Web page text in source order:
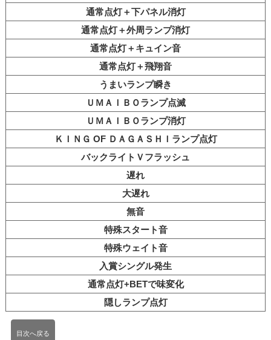
通常点灯＋下パネル消灯
通常点灯＋外周ランプ消灯
通常点灯＋キュイン音
通常点灯＋飛翔音
うまいランプ瞬き
ＵＭＡＩＢＯランプ点滅
ＵＭＡＩＢＯランプ消灯
ＫＩＮＧ OF ＤＡＧＡＳＨＩランプ点灯
バックライトＶフラッシュ
遅れ
大遅れ
無音
特殊スタート音
特殊ウェイト音
入賞シングル発生
通常点灯+BETで味変化
隠しランプ点灯
目次へ戻る